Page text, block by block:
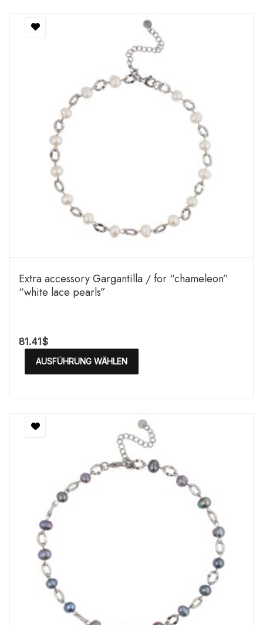
Extra accessory Gargantilla / for “chameleon”
“white lace pearls”
81.41$
AUSFÜHRUNG WÄHLEN